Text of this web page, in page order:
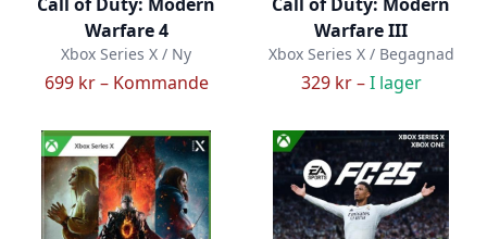
Warfare 4
Xbox Series X / Ny
699 kr – Kommande
Warfare III
Xbox Series X / Begagnad
329 kr –I lager